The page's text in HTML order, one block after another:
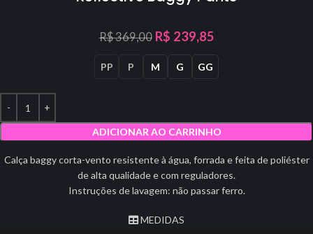
R$369,00 R$ 239,85
MEDIDAS
Calça baggy corta-vento resistente à água, forrada e feita de poliéster
de alta qualidade e com reguladores.
Instruções de lavagem: não passar ferro.
PP P M G GG
ADICIONAR AO CARRINHO